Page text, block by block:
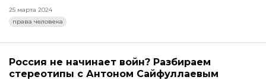
25 марта 2024
права человека
Россия не начинает войн? Разбираем
стереотипы с Антоном Сайфуллаевым